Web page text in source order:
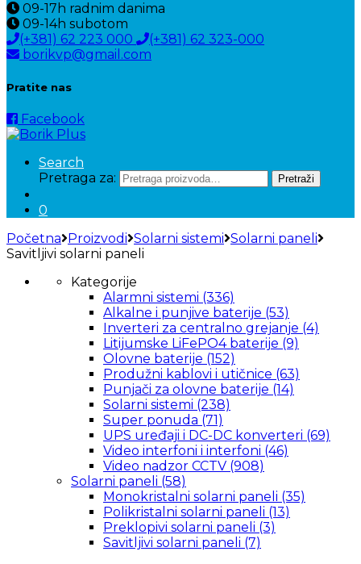
09-17h radnim danima
09-14h subotom
(+381) 62 223 000
(+381) 62 323-000
borikvp@gmail.com
Pratite nas
Facebook
Search
Pretraga za:
Pretraži
0
Početna Proizvodi Solarni sistemi Solarni paneli
Savitljivi solarni paneli
Kategorije
Alarmni sistemi (336)
Alkalne i punjive baterije (53)
Inverteri za centralno grejanje (4)
Litijumske LiFePO4 baterije (9)
Olovne baterije (152)
Produžni kablovi i utičnice (63)
Punjači za olovne baterije (14)
Solarni sistemi (238)
Super ponuda (71)
UPS uređaji i DC-DC konverteri (69)
Video interfoni i interfoni (46)
Video nadzor CCTV (908)
Solarni paneli (58)
Monokristalni solarni paneli (35)
Polikristalni solarni paneli (13)
Preklopivi solarni paneli (3)
Savitljivi solarni paneli (7)